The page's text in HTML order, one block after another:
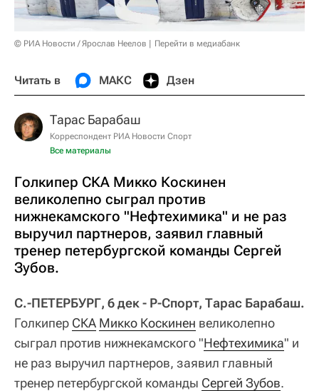
© РИА Новости / Ярослав Неелов Перейти в медиабанк
Читать в МАКС Дзен
Тарас Барабаш
Корреспондент РИА Новости Спорт
Все материалы
Голкипер СКА Микко Коскинен
великолепно сыграл против
нижнекамского "Нефтехимика" и не раз
выручил партнеров, заявил главный
тренер петербургской команды Сергей
Зубов.
С.-ПЕТЕРБУРГ, 6 дек - Р-Спорт, Тарас Барабаш.
Голкипер СКА Микко Коскинен великолепно
сыграл против нижнекамского "Нефтехимика" и
не раз выручил партнеров, заявил главный
тренер петербургской команды Сергей Зубов.